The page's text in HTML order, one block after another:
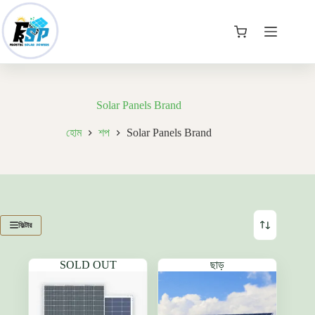
Skip
to
content
কার্ট
Solar Panels Brand
হোম শপ Solar Panels Brand
ফিল্টার
SOLD OUT ছাড়